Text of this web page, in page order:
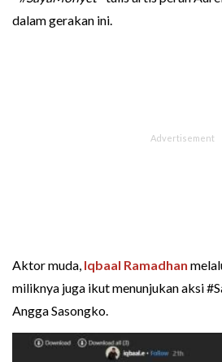
dalam gerakan ini.
Aktor muda, Iqbaal Ramadhan
miliknya juga ikut menunjukan aksi
Angga Sasongko.